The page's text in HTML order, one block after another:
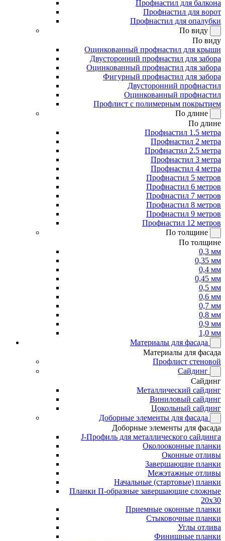
Профнастил для балкона
Профнастил для ворот
Профнастил для опалубки
По виду
По виду
Оцинкованный профнастил для крыши
Двусторонний профнастил для забора
Оцинкованный профнастил для забора
Фигурный профнастил для забора
Двусторонний профнастил
Оцинкованный профнастил
Профлист с полимерным покрытием
По длине
По длине
Профнастил 1.5 метра
Профнастил 2 метра
Профнастил 2.5 метра
Профнастил 3 метра
Профнастил 4 метра
Профнастил 5 метров
Профнастил 6 метров
Профнастил 7 метров
Профнастил 8 метров
Профнастил 9 метров
Профнастил 12 метров
По толщине
По толщине
0,3 мм
0,35 мм
0,4 мм
0,45 мм
0,5 мм
0,6 мм
0,7 мм
0,8 мм
0,9 мм
1,0 мм
Материалы для фасада
Материалы для фасада
Профлист стеновой
Сайдинг
Сайдинг
Металлический сайдинг
Виниловый сайдинг
Цокольный сайдинг
Доборные элементы для фасада
Доборные элементы для фасада
J-Профиль для металлического сайдинга
Околооконные планки
Оконные отливы
Завершающие планки
Межэтажные отливы
Начальные (стартовые) планки
Планки П-образные завершающие сложные
20x30
Приемные оконные планки
Стыковочные планки
Углы отлива
Финишные планки